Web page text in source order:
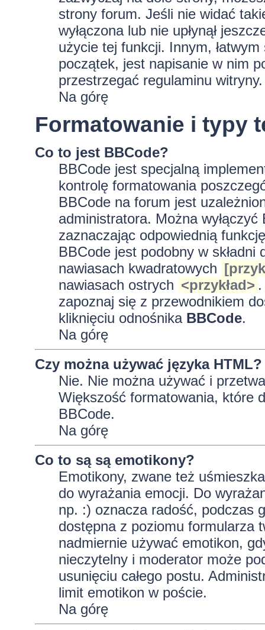
strony forum. Jeśli nie widać
wyłączona lub nie upłynął
użycie tej funkcji. Innym,
początek, jest napisanie w nim
przestrzegać regulaminu witryny.
Na górę
Formatowanie i typy
Co to jest BBCode?
BBCode jest specjalną
kontrolę formatowania
BBCode na forum jest
administratora. Można
zaznaczając odpowiednią
BBCode jest podobny w
nawiasach kwadratowych
nawiasach ostrych <przykład>
zapoznaj się z przewodnikiem
kliknięciu odnośnika BBCode.
Na górę
Czy można używać języka HTML?
Nie. Nie można używać i
Większość formatowania, które
BBCode.
Na górę
Co to są są emotikony?
Emotikony, zwane też
do wyrażania emocji. Do
np. :) oznacza radość, podczas
dostępna z poziomu formularza
nadmiernie używać emotikon,
nieczytelny i moderator może
usunięciu całego postu.
limit emotikon w poście.
Na górę